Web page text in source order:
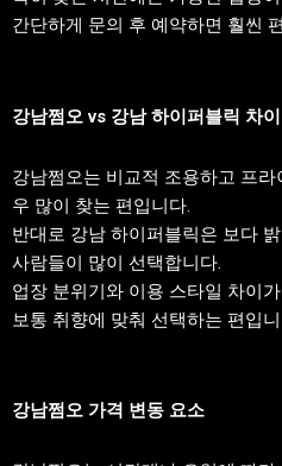
간단하게 문의 후 예약하면 훨씬
강남쩜오 vs 강남 하이퍼블릭 차
강남쩜오는 비교적 조용하고 프
우 많이 찾는 편입니다.
반대로 강남 하이퍼블릭은 보다
사람들이 많이 선택합니다.
업장 분위기와 이용 스타일 차이
보통 취향에 맞춰 선택하는 편입
강남쩜오 가격 변동 요소